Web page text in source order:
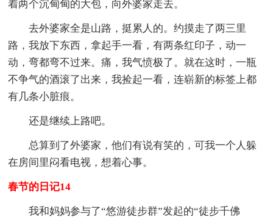
着两个沉甸甸的大包，向外婆家走去。
去外婆家全是山路，挺累人的。约摸走了两三里
路，我放下东西，拿起手一看，有两条红印子，动一
动，弯都弯不过来。痛，我气愤极了。就在这时，一瓶
不争气的酒滚了出来，我捡起一看，连崭新的标签上都
有几条小脏痕。
还是继续上路吧。
总算到了外婆家，他们有说有笑的，可我一个人躲
在房间里闷看电视，想着心事。
春节的日记14
我和妈妈参与了“悠游徒步群”发起的“徒步千佛